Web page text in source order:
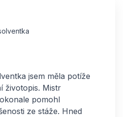
jsem měla potíže
životopis. Mistr
pomohl
ze stáže. Hned